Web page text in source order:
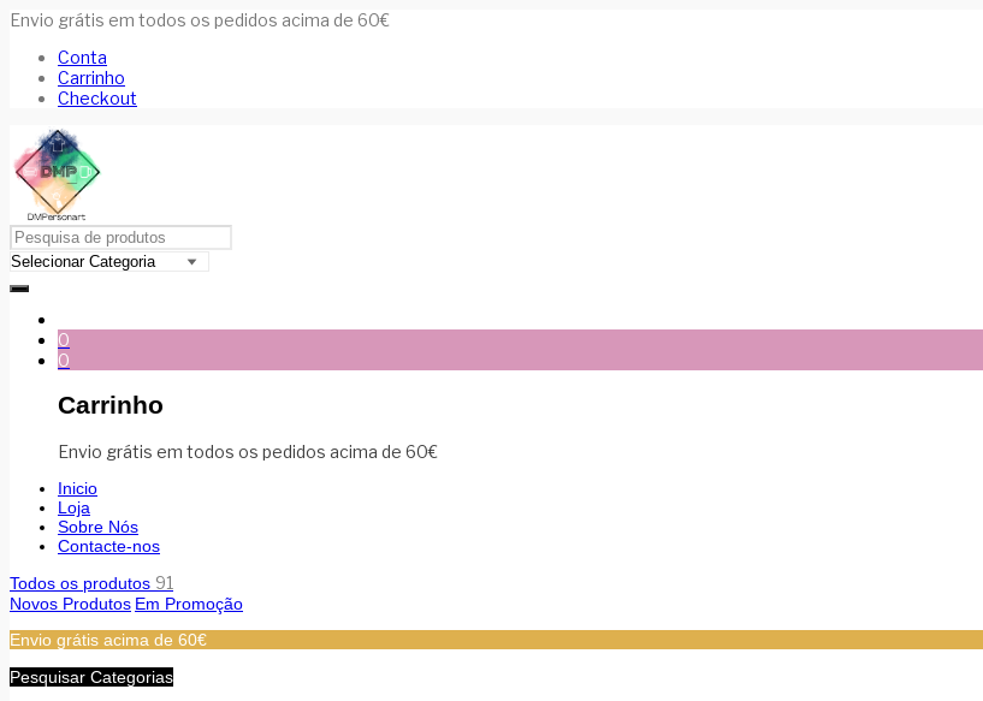
Envio grátis em todos os pedidos acima de 60€
Conta
Carrinho
Checkout
0
0
Carrinho
Envio grátis em todos os pedidos acima de 60€
Inicio
Loja
Sobre Nós
Contacte-nos
Todos os produtos 91
Novos Produtos Em Promoção
Envio grátis acima de 60€
Pesquisar Categorias